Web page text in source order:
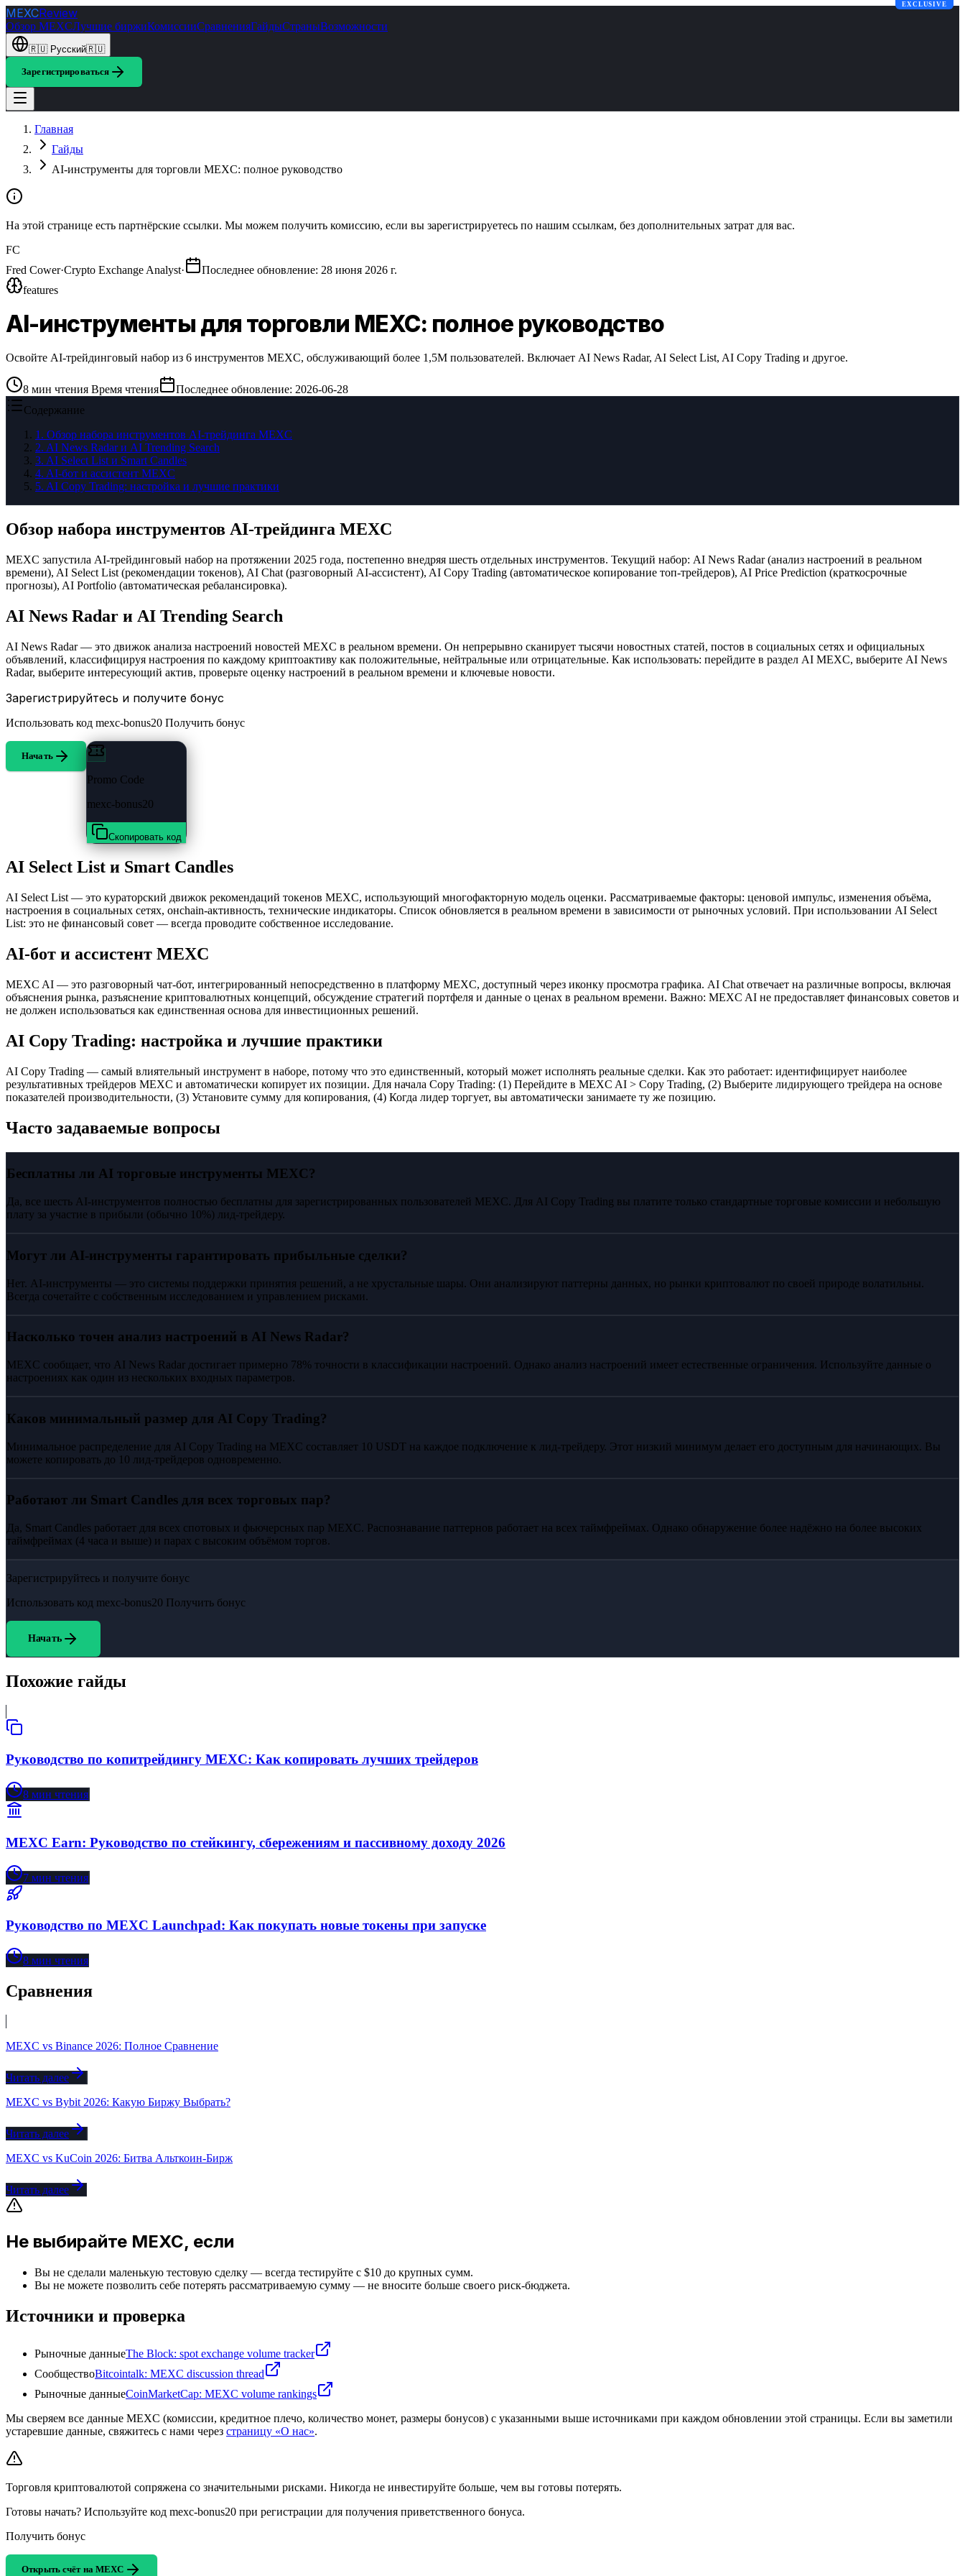
MEXCReview
Обзор MEXCЛучшие биржиКомиссииСравненияГайдыСтраныВозможности
🇷🇺 Русский🇷🇺
Зарегистрироваться
Главная
Гайды
AI-инструменты для торговли MEXC: полное руководство
На этой странице есть партнёрские ссылки. Мы можем получить комиссию, если вы зарегистрируетесь по нашим ссылкам, без дополнительных затрат для вас.
FC
Fred Cower·Crypto Exchange Analyst· Последнее обновление: 28 июня 2026 г.
features
AI-инструменты для торговли MEXC: полное руководство
Освойте AI-трейдинговый набор из 6 инструментов MEXC, обслуживающий более 1,5M пользователей. Включает AI News Radar, AI Select List, AI Copy Trading и другое.
8 мин чтения Время чтения Последнее обновление: 2026-06-28
Содержание
1 . Обзор набора инструментов AI-трейдинга MEXC
2. AI News Radar и AI Trending Search
3. AI Select List и Smart Candles
4. AI-бот и ассистент MEXC
5. AI Copy Trading: настройка и лучшие практики
Обзор набора инструментов AI-трейдинга MEXC
MEXC запустила AI-трейдинговый набор на протяжении 2025 года, постепенно внедряя шесть отдельных инструментов. Текущий набор: AI News Radar (анализ настроений в реальном
времени), AI Select List (рекомендации токенов), AI Chat (разговорный AI-ассистент), AI Copy Trading (автоматическое копирование топ-трейдеров), AI Price Prediction (краткосрочные
прогнозы), AI Portfolio (автоматическая ребалансировка).
AI News Radar и AI Trending Search
AI News Radar — это движок анализа настроений новостей MEXC в реальном времени. Он непрерывно сканирует тысячи новостных статей, постов в социальных сетях и официальных
объявлений, классифицируя настроения по каждому криптоактиву как положительные, нейтральные или отрицательные. Как использовать: перейдите в раздел AI MEXC, выберите AI News
Radar, выберите интересующий актив, проверьте оценку настроений в реальном времени и ключевые новости.
Зарегистрируйтесь и получите бонус
Использовать код mexc-bonus20 Получить бонус
Начать
EXCLUSIVE
Promo Code
mexc-bonus20
Скопировать код
AI Select List и Smart Candles
AI Select List — это кураторский движок рекомендаций токенов MEXC, использующий многофакторную модель оценки. Рассматриваемые факторы: ценовой импульс, изменения объёма,
настроения в социальных сетях, онchain-активность, технические индикаторы. Список обновляется в реальном времени в зависимости от рыночных условий. При использовании AI Select
List: это не финансовый совет — всегда проводите собственное исследование.
AI-бот и ассистент MEXC
MEXC AI — это разговорный чат-бот, интегрированный непосредственно в платформу MEXC, доступный через иконку просмотра графика. AI Chat отвечает на различные вопросы, включая
объяснения рынка, разъяснение криптовалютных концепций, обсуждение стратегий портфеля и данные о ценах в реальном времени. Важно: MEXC AI не предоставляет финансовых советов и
не должен использоваться как единственная основа для инвестиционных решений.
AI Copy Trading: настройка и лучшие практики
AI Copy Trading — самый влиятельный инструмент в наборе, потому что это единственный, который может исполнять реальные сделки. Как это работает: идентифицирует наиболее
результативных трейдеров MEXC и автоматически копирует их позиции. Для начала Copy Trading: (1) Перейдите в MEXC AI > Copy Trading, (2) Выберите лидирующего трейдера на основе
показателей производительности, (3) Установите сумму для копирования, (4) Когда лидер торгует, вы автоматически занимаете ту же позицию.
Часто задаваемые вопросы
Бесплатны ли AI торговые инструменты MEXC?
Да, все шесть AI-инструментов полностью бесплатны для зарегистрированных пользователей MEXC. Для AI Copy Trading вы платите только стандартные торговые комиссии и небольшую
плату за участие в прибыли (обычно 10%) лид-трейдеру.
Могут ли AI-инструменты гарантировать прибыльные сделки?
Нет. AI-инструменты — это системы поддержки принятия решений, а не хрустальные шары. Они анализируют паттерны данных, но рынки криптовалют по своей природе волатильны.
Всегда сочетайте с собственным исследованием и управлением рисками.
Насколько точен анализ настроений в AI News Radar?
MEXC сообщает, что AI News Radar достигает примерно 78% точности в классификации настроений. Однако анализ настроений имеет естественные ограничения. Используйте данные о
настроениях как один из нескольких входных параметров.
Каков минимальный размер для AI Copy Trading?
Минимальное распределение для AI Copy Trading на MEXC составляет 10 USDT на каждое подключение к лид-трейдеру. Этот низкий минимум делает его доступным для начинающих. Вы
можете копировать до 10 лид-трейдеров одновременно.
Работают ли Smart Candles для всех торговых пар?
Да, Smart Candles работает для всех спотовых и фьючерсных пар MEXC. Распознавание паттернов работает на всех таймфреймах. Однако обнаружение более надёжно на более высоких
таймфреймах (4 часа и выше) и парах с высоким объёмом торгов.
Зарегистрируйтесь и получите бонус
Использовать код mexc-bonus20 Получить бонус
Начать
Похожие гайды
Руководство по копитрейдингу MEXC: Как копировать лучших трейдеров
8 мин чтения
MEXC Earn: Руководство по стейкингу, сбережениям и пассивному доходу 2026
7 мин чтения
Руководство по MEXC Launchpad: Как покупать новые токены при запуске
8 мин чтения
Сравнения
MEXC vs Binance 2026: Полное Сравнение
Читать далее
MEXC vs Bybit 2026: Какую Биржу Выбрать?
Читать далее
MEXC vs KuCoin 2026: Битва Альткоин-Бирж
Читать далее
Не выбирайте MEXC, если
Вы не сделали маленькую тестовую сделку — всегда тестируйте с $10 до крупных сумм.
Вы не можете позволить себе потерять рассматриваемую сумму — не вносите больше своего риск-бюджета.
Источники и проверка
Рыночные данныеThe Block: spot exchange volume tracker
СообществоBitcointalk: MEXC discussion thread
Рыночные данныеCoinMarketCap: MEXC volume rankings
Мы сверяем все данные MEXC (комиссии, кредитное плечо, количество монет, размеры бонусов) с указанными выше источниками при каждом обновлении этой страницы. Если вы заметили
устаревшие данные, свяжитесь с нами через страницу «О нас».
Торговля криптовалютой сопряжена со значительными рисками. Никогда не инвестируйте больше, чем вы готовы потерять.
Готовы начать? Используйте код mexc-bonus20 при регистрации для получения приветственного бонуса.
Получить бонус
Открыть счёт на MEXC